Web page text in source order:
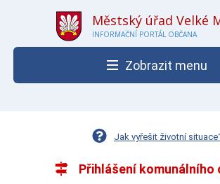
Městský úřad Velké
INFORMAČNÍ PORTÁL OBČANA
Zobrazit menu
Jak vyřešit životní
Přihlášení komunálního